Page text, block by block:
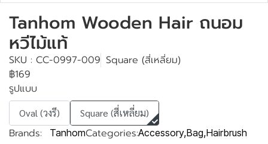
Tanhom Wooden Hair ถนอม
หวีไม้แท้
SKU : CC-0997-009 Square (สี่เหลี่ยม)
฿169
รูปแบบ
Oval (วงรี) Square (สี่เหลี่ยม)
Brands: TanhomCategories:Accessory,Bag,Hairbrush